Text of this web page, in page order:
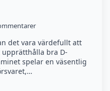
det vara värdefullt att
bra D-
spelar en väsentlig